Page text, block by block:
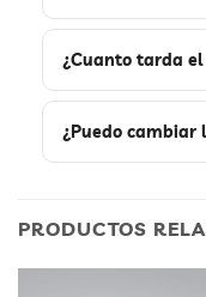
¿Cuanto tarda el
¿Puedo cambiar
PRODUCTOS